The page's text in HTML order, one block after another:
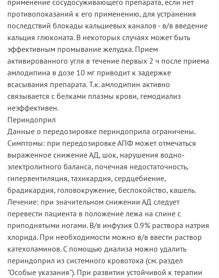
противопоказаний к его применению, для устранения
последствий блокады кальциевых каналов - в/в введение
кальция глюконата. В некоторых случаях может быть
эффективным промывание желудка. Прием
активированного угля в течение первых 2 ч после приема
амлодипина в дозе 10 мг приводит к задержке
всасывания препарата. Т.к. амлодипин активно
связывается с белками плазмы крови, гемодиализ
неэффективен.
Периндоприл
Данные о передозировке периндоприла ограничены.
Симптомы: при передозировке АПФ может отмечаться
выраженное снижение АД, шок, нарушения водно-
электролитного баланса, почечная недостаточность,
гипервентиляция, тахикардия, сердцебиение,
брадикардия, головокружение, беспокойство, кашель.
Лечение: при значительном снижении АД следует
перевести пациента в положение лежа на спине с
приподнятыми ногами. В/в инфузия 0.9% раствора натрия
хлорида. При необходимости можно в/в ввести раствор
катехоламинов. С помощью диализа можно удалить
периндоприл из системного кровотока (см. раздел
"Особые указания"). При развитии устойчивой к терапии